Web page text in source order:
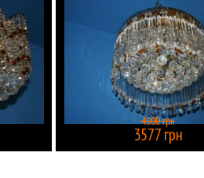
4000 грн
3577 грн